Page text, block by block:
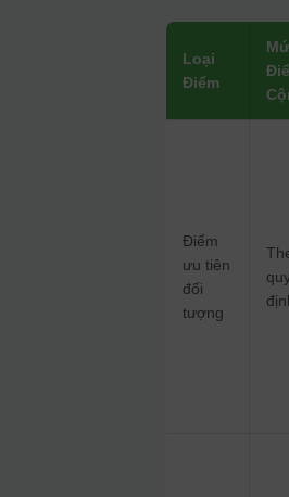
Loại
Điểm
Điểm
ưu tiên
đối
tượng